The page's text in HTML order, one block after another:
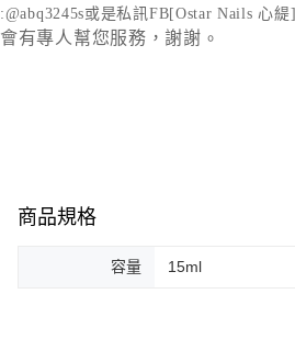
:@abq3245s或是私訊FB[Ostar Nails 心緹]
會有專人幫您服務，謝謝 。
商品規格
容量 15ml